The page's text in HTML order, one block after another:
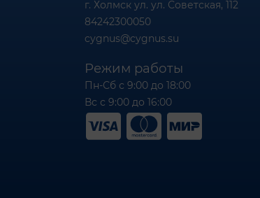
г. Холмск ул. ул. Советская, 112
84242300050
cygnus@cygnus.su
Режим работы
Пн-Сб с 9:00 до 18:00
Вс с 9:00 до 16:00